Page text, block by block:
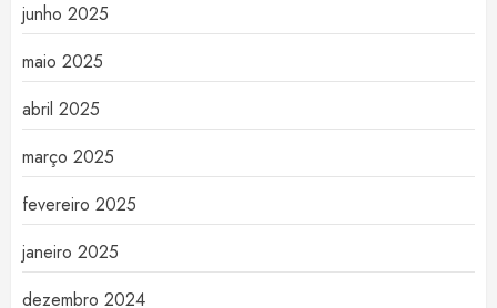
junho 2025
maio 2025
abril 2025
março 2025
fevereiro 2025
janeiro 2025
dezembro 2024